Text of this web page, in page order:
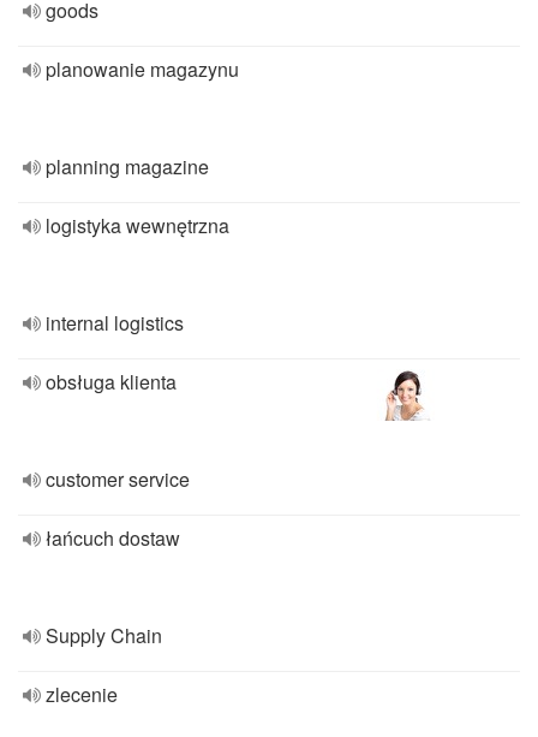
goods
planowanie magazynu
planning magazine
logistyka wewnętrzna
internal logistics
obsługa klienta
customer service
łańcuch dostaw
Supply Chain
zlecenie